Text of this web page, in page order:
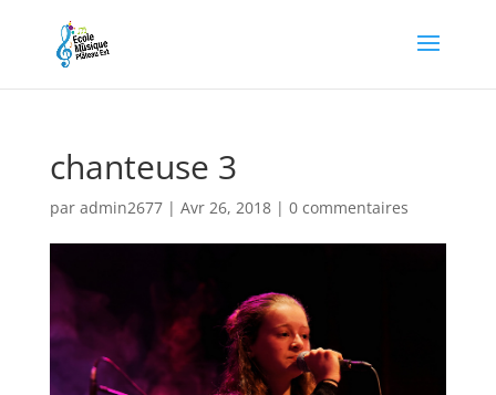
chanteuse 3
par admin2677| Avr 26, 2018| 0 commentaires